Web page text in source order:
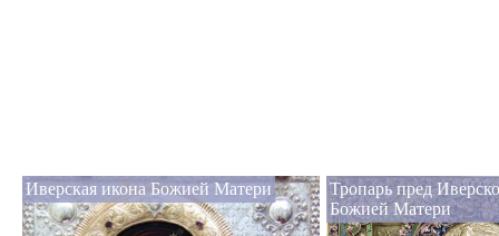
Иверская икона Божией Матери
Тропарь пред
Божией Матери